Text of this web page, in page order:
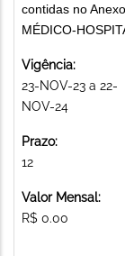
contidas no
MÉDICO-
Vigência:
23-NOV-23 a 22-
NOV-24
Prazo:
12
Valor Mensal:
R$ 0.00